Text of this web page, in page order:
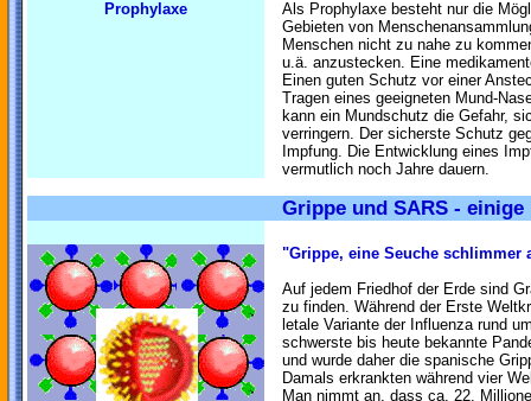
Prophylaxe
Als Prophylaxe besteht nur die
Gebieten von
Menschen nicht zu nahe zu
u.ä. anzustecken. Eine
Einen guten Schutz vor einer
Tragen eines geeigneten Mund-
kann ein Mundschutz die Gefahr,
verringern. Der sicherste Schutz
Impfung. Die Entwicklung eines
vermutlich noch Jahre dauern.
Grippe und SARS - einige
"Grippe, eine Seuche schlimmer
Auf jedem Friedhof der Erde sind
zu finden. Während der Erste
letale Variante der Influenza rund
schwerste bis heute bekannte
und wurde daher die spanische
Damals erkrankten während vier
Man nimmt an, dass ca. 22.